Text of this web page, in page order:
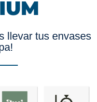
llevar tus envases